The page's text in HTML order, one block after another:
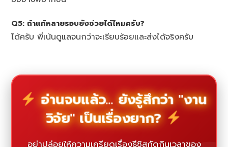
Q5: ถ้าแก้หลายรอบยังช่วยได้ไหมครับ?
ได้ครับ พี่เน้นดูแลจนกว่าจะเรียบร้อยและส่งได้จริงครับ
อ่านจบแล้ว... ยังรู้สึกว่า "งาน
วิจัย" เป็นเรื่องยาก?
อย่าปล่อยให้ความเครียดเรื่องธีซิสกัดกินเวลาของ